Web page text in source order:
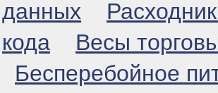
данных
кода
Весы
Бесперебойное